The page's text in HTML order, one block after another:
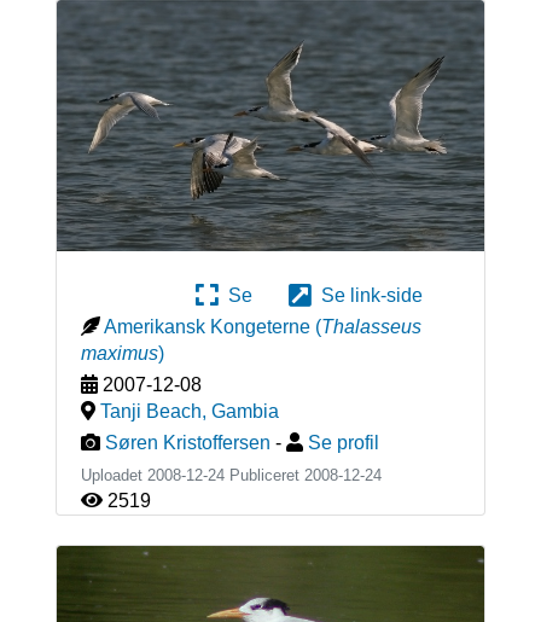
Se
Se link-side
Amerikansk Kongeterne (Thalasseus
maximus)
2007-12-08
Tanji Beach, Gambia
Søren Kristoffersen - Se profil
Uploadet 2008-12-24 Publiceret 2008-12-24
2519